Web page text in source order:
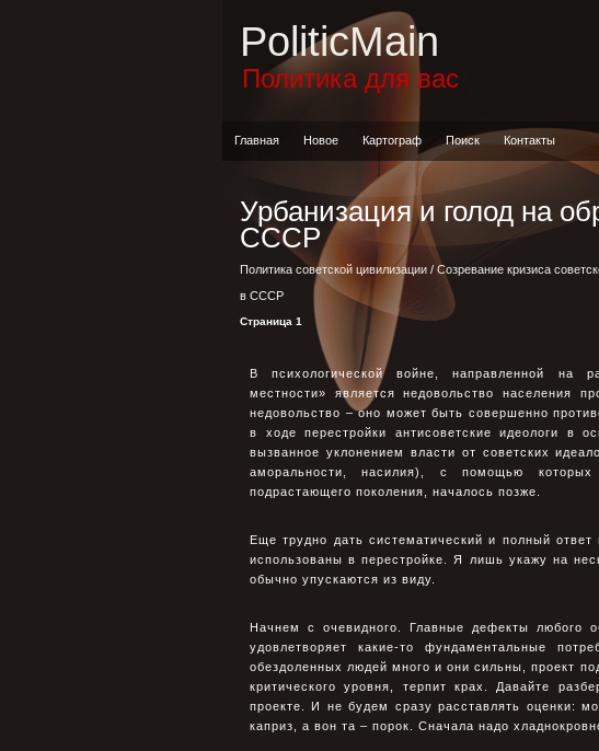
PoliticMain
Политика для вас
Главная Новое Картограф Поиск Контакты
Урбанизация и голод на
СССР
Политика советской цивилизации / Созревание кризиса
в СССР
Страница 1
В психологической войне, направленной на
местности» является недовольство населения
недовольство – оно может быть совершенно
в ходе перестройки антисоветские идеологи в
вызванное уклонением власти от советских
аморальности, насилия), с помощью
подрастающего поколения, началось позже.
Еще трудно дать систематический и полный
использованы в перестройке. Я лишь укажу на
обычно упускаются из виду.
Начнем с очевидного. Главные дефекты любого
удовлетворяет какие-то фундаментальные
обездоленных людей много и они сильны, проект
критического уровня, терпит крах. Давайте
проекте. И не будем сразу расставлять оценки:
каприз, а вон та – порок. Сначала надо